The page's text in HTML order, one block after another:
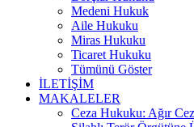
Medeni Hukuk
Aile Hukuku
Miras Hukuku
Ticaret Hukuku
Tümünü Göster
İLETİŞİM
MAKALELER
Ceza Hukuku: Ağır